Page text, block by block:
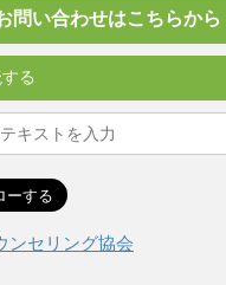
問い合わせはこちらから
る
ンセリング協会